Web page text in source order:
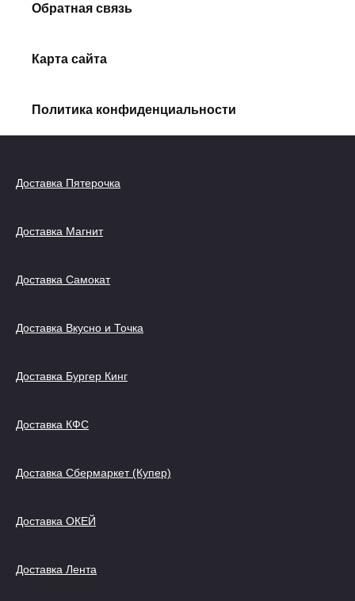
Обратная связь
Карта сайта
Политика конфиденциальности
Доставка Пятерочка
Доставка Магнит
Доставка Самокат
Доставка Вкусно и Точка
Доставка Бургер Кинг
Доставка КФС
Доставка Сбермаркет (Купер)
Доставка ОКЕЙ
Доставка Лента